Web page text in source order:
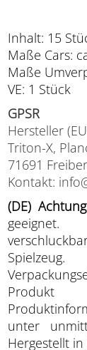
Inhalt: 15
Maße Cars:
Maße
VE: 1 Stück
GPSR
Hersteller
Triton-X,
71691
Kontakt:
(DE) Achtung
unter
Hergestellt in